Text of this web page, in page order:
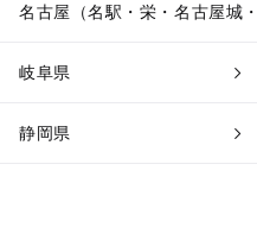
名古屋（名駅・栄・名古屋城
岐阜県
静岡県